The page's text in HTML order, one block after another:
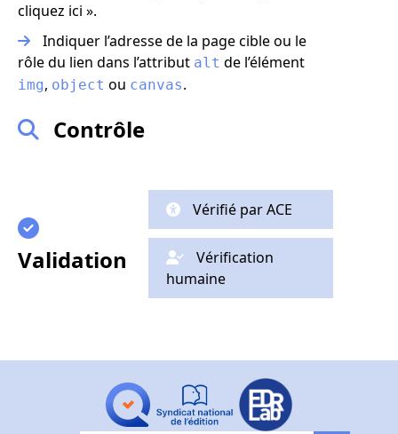
cliquez ici ».
Indiquer l’adresse de la page cible ou le
rôle du lien dans l’attribut alt de l’élément
img, object ou canvas.
Contrôle
Validation
Vérifié par ACE
Vérification
humaine